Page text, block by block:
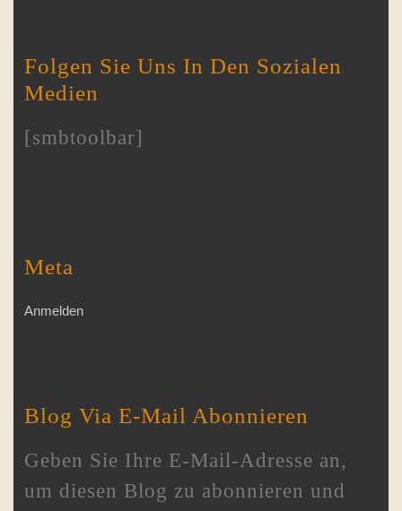
Folgen Sie Uns In Den Sozialen
Medien
[smbtoolbar]
Meta
Anmelden
Blog Via E-Mail Abonnieren
Geben Sie Ihre E-Mail-Adresse an,
um diesen Blog zu abonnieren und